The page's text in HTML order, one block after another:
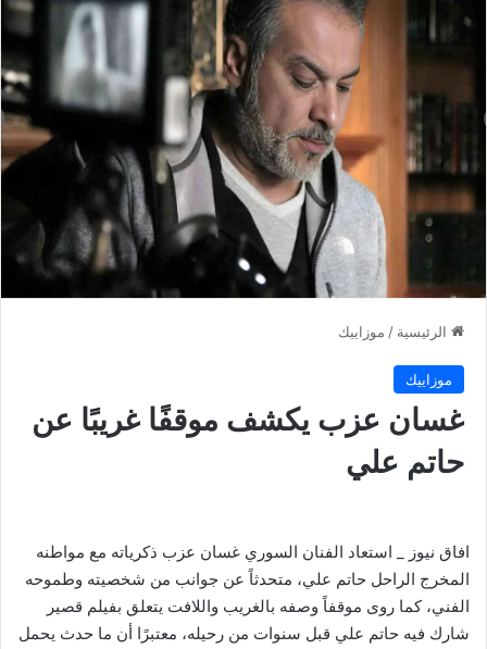
الرئيسية / موزاييك
موزاييك
غسان عزب يكشف موقفًا غريبًا عن
حاتم علي
افاق نيوز _ استعاد الفنان السوري غسان عزب ذكرياته مع مواطنه
المخرج الراحل حاتم علي، متحدثاً عن جوانب من شخصيته وطموحه
الفني، كما روى موقفاً وصفه بالغريب واللافت يتعلق بفيلم قصير
شارك فيه حاتم علي قبل سنوات من رحيله، معتبرًا أن ما حدث يحمل